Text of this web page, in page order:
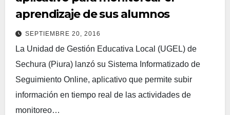
aprendizaje de sus alumnos
SEPTIEMBRE 20, 2016
La Unidad de Gestión Educativa Local (UGEL) de
Sechura (Piura) lanzó su Sistema Informatizado de
Seguimiento Online, aplicativo que permite subir
información en tiempo real de las actividades de
monitoreo…